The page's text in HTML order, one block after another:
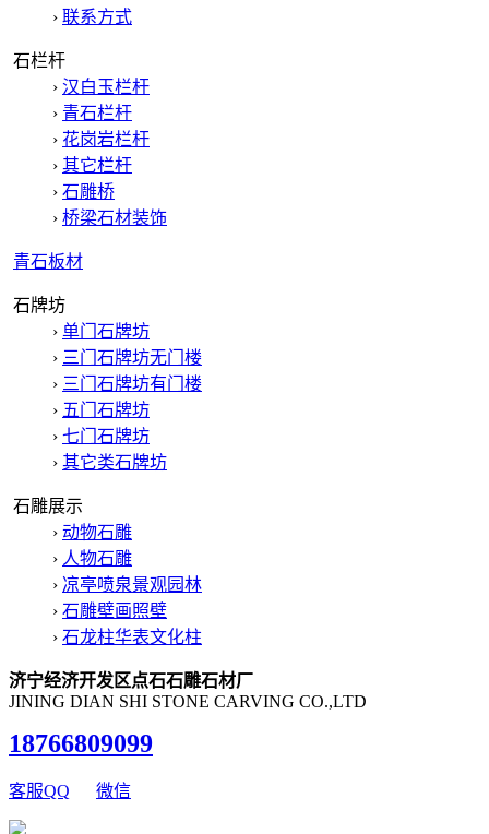
› 联系方式
石栏杆
› 汉白玉栏杆
› 青石栏杆
› 花岗岩栏杆
› 其它栏杆
› 石雕桥
› 桥梁石材装饰
青石板材
石牌坊
› 单门石牌坊
› 三门石牌坊无门楼
› 三门石牌坊有门楼
› 五门石牌坊
› 七门石牌坊
› 其它类石牌坊
石雕展示
› 动物石雕
› 人物石雕
› 凉亭喷泉景观园林
› 石雕壁画照壁
› 石龙柱华表文化柱
济宁经济开发区点石石雕石材厂
JINING DIAN SHI STONE CARVING CO.,LTD
18766809099
客服QQ 微信